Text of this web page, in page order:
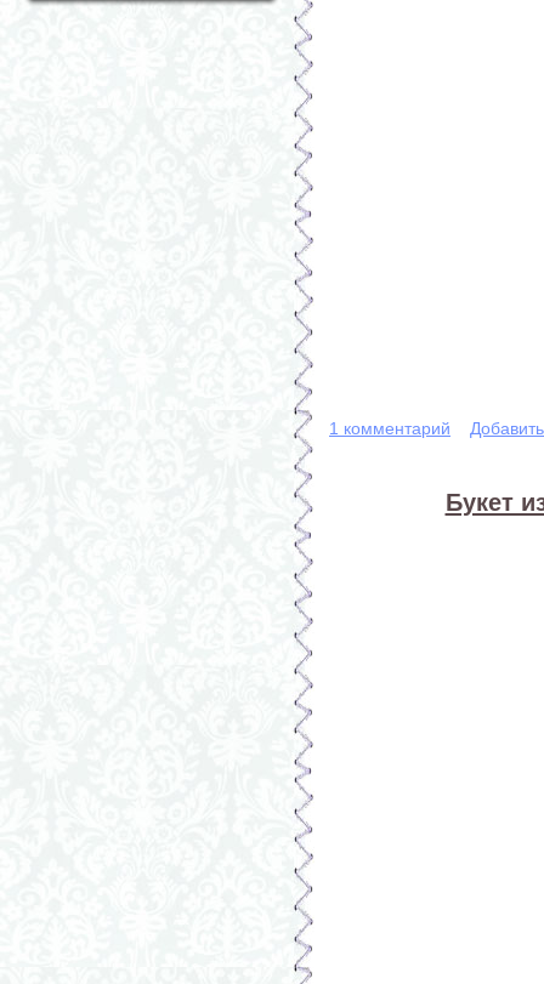
1 комментарий
Букет